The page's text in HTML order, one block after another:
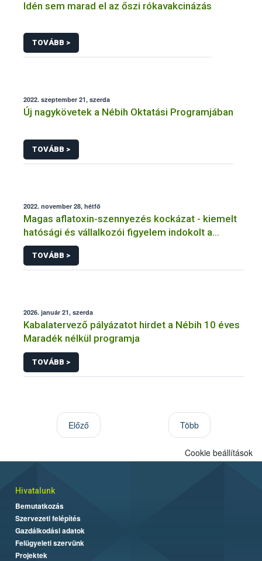
Idén sem marad el az őszi rókavakcinázás
TOVÁBB >
2022. szeptember 21, szerda
Új nagykövetek a Nébih Oktatási Programjában
TOVÁBB >
2022. november 28, hétfő
Magas aflatoxin-szennyezés kockázat - kiemelt
hatósági és vállalkozói figyelem indokolt a
takarmányoknál, tej és tejtermékeknél
TOVÁBB >
2026. január 21, szerda
Kabalatervező pályázatot hirdet a Nébih 10 éves
Maradék nélkül programja
TOVÁBB >
Előző Több
Cookie beállítások
Hivatalunk
Bemutatkozás
Szervezeti felépítés
Gazdálkodási adatok
Felügyeleti szervünk
Projektek